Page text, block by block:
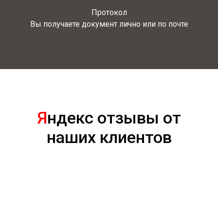
Протокол
Вы получаете документ лично или по почте
Яндекс отзывы от
наших клиентов